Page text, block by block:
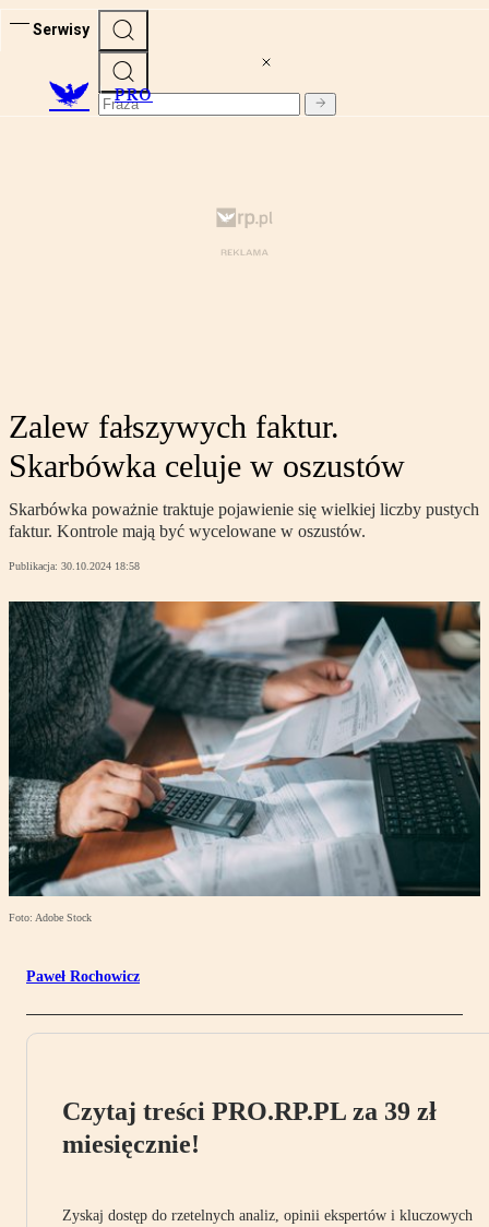
Serwisy
PRO
Zalew fałszywych faktur.
Skarbówka celuje w oszustów
Skarbówka poważnie traktuje pojawienie się wielkiej liczby pustych
faktur. Kontrole mają być wycelowane w oszustów.
Publikacja: 30.10.2024 18:58
Foto: Adobe Stock
Paweł Rochowicz
Czytaj treści PRO.RP.PL za 39 zł
miesięcznie!
Zyskaj dostęp do rzetelnych analiz, opinii ekspertów i kluczowych